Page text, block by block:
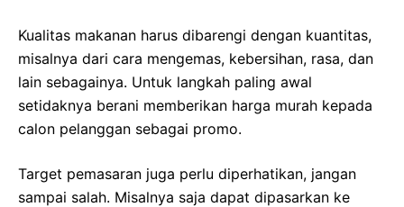
Kualitas makanan harus dibarengi dengan kuantitas,
misalnya dari cara mengemas, kebersihan, rasa, dan
lain sebagainya. Untuk langkah paling awal
setidaknya berani memberikan harga murah kepada
calon pelanggan sebagai promo.
Target pemasaran juga perlu diperhatikan, jangan
sampai salah. Misalnya saja dapat dipasarkan ke